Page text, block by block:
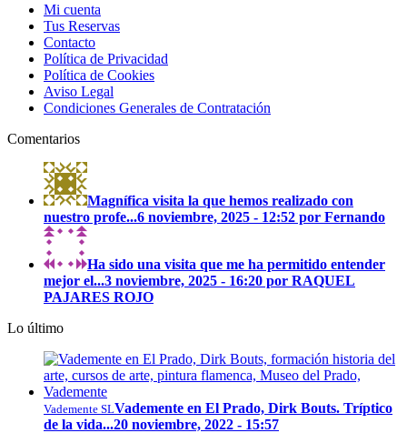
Mi cuenta
Tus Reservas
Contacto
Política de Privacidad
Política de Cookies
Aviso Legal
Condiciones Generales de Contratación
Comentarios
Magnífica visita la que hemos realizado con
nuestro profe...6 noviembre, 2025 - 12:52 por Fernando
Ha sido una visita que me ha permitido entender
mejor el...3 noviembre, 2025 - 16:20 por RAQUEL
PAJARES ROJO
Lo último
Vademente SLVademente en El Prado, Dirk Bouts. Tríptico
de la vida...20 noviembre, 2022 - 15:57